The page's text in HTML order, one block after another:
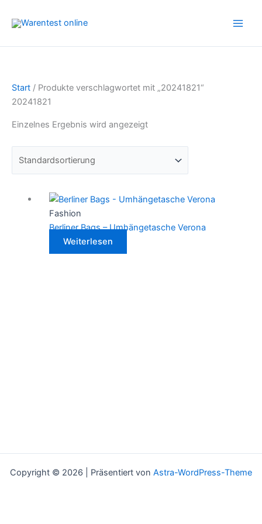
Inhalt
Start / Produkte verschlagwortet mit „20241821“
20241821
Einzelnes Ergebnis wird angezeigt
Fashion
Berliner Bags – Umhängetasche Verona
Weiterlesen
Copyright © 2026 | Präsentiert von Astra-WordPress-Theme